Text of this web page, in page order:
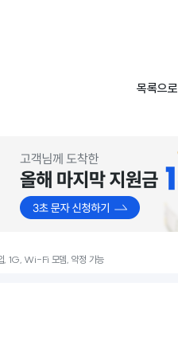
목록으로
, 1G, Wi-Fi 모뎀, 약정 가능